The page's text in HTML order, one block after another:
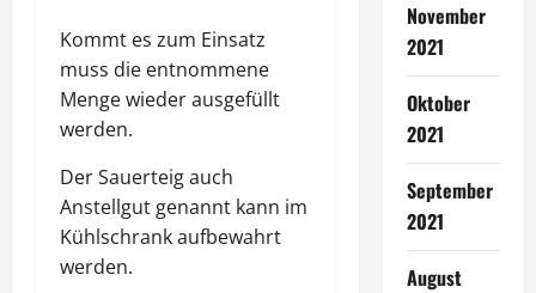
Kommt es zum Einsatz
muss die entnommene
Menge wieder ausgefüllt
werden.
Der Sauerteig auch
Anstellgut genannt kann im
Kühlschrank aufbewahrt
werden.
November
2021
Oktober
2021
September
2021
August